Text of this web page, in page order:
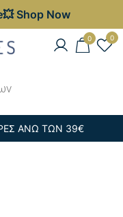
Shop Now
Τσάντες στις
0 0
ΑΝΩ ΤΩΝ 39€